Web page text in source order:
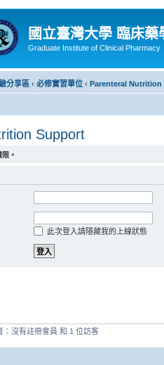
國立臺灣大學 臨床藥
Graduate Institute of Clinical Pharmacy
分享區 ‹ 必修實習單位 ‹ Parenteral
Support
。
此次登入請隱藏我的上線狀態
：沒有註冊會員 和 1 位訪客